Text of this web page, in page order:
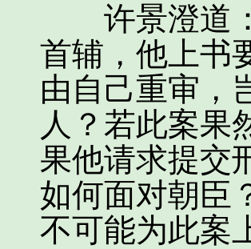
许景澄道：
首辅，他上书
由自己重审，
人？若此案果
果他请求提交
如何面对朝臣
不可能为此案